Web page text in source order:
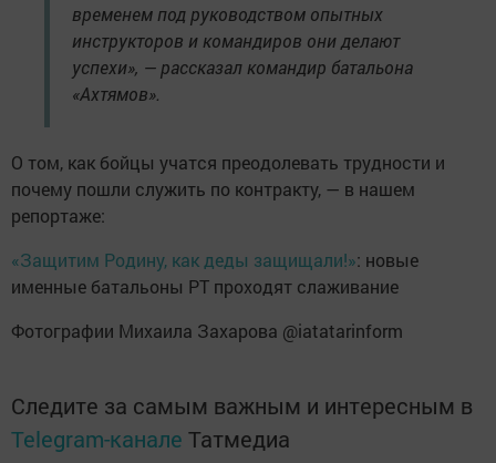
временем под руководством опытных
инструкторов и командиров они делают
успехи», — рассказал командир батальона
«Ахтямов».
О том, как бойцы учатся преодолевать трудности и
почему пошли служить по контракту, — в нашем
репортаже:
«Защитим Родину, как деды защищали!»: новые
именные батальоны РТ проходят слаживание
Фотографии Михаила Захарова @iatatarinform
Следите за самым важным и интересным в
Telegram-канале Татмедиа